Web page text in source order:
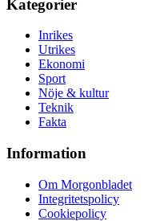
Kategorier
Inrikes
Utrikes
Ekonomi
Sport
Nöje & kultur
Teknik
Fakta
Information
Om Morgonbladet
Integritetspolicy
Cookiepolicy